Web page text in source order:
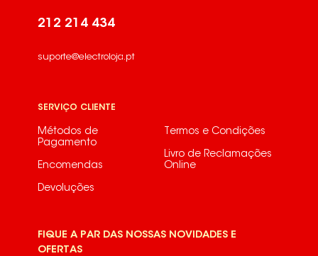
212 214 434
suporte@electroloja.pt
SERVIÇO CLIENTE
Métodos de
Pagamento
Encomendas
Devoluções
Termos e Condições
Livro de Reclamações
Online
FIQUE A PAR DAS NOSSAS NOVIDADES E
OFERTAS